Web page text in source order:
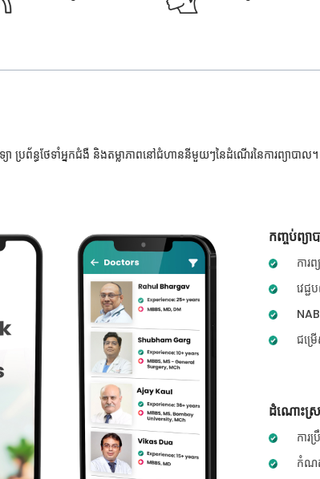
ប្រព័ន្ធថែទាំអ្នកជំងឺ និងតម្លាភាពនៅជំហាននីមួយៗនៃដំណើរនៃការព្យាបាល។
កញ្ចប់ព្យា
ការ
វេជ្
ជម្រ
ដំណោះស្រ
ការ
កំណត់